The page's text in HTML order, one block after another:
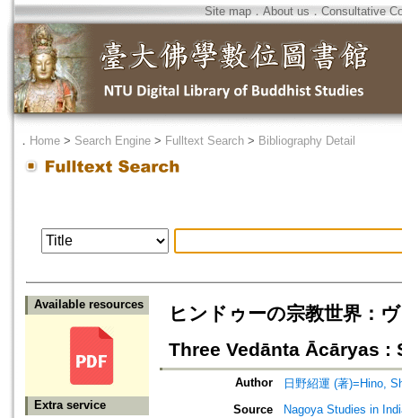
Site map．About us ． Consultative
． Home > Search Engine > Fulltext Search > Bibliography Detail
Available resources
Extra service
ヒンドゥーの宗教世界：
Three Vedānta Ācāryas :
Author
日野紹運 (著)=Hino,
Source
Nagoya Studies in